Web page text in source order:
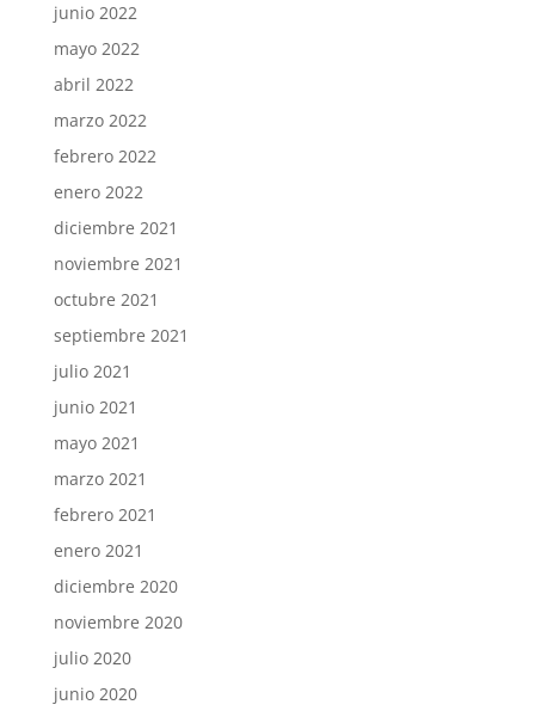
junio 2022
mayo 2022
abril 2022
marzo 2022
febrero 2022
enero 2022
diciembre 2021
noviembre 2021
octubre 2021
septiembre 2021
julio 2021
junio 2021
mayo 2021
marzo 2021
febrero 2021
enero 2021
diciembre 2020
noviembre 2020
julio 2020
junio 2020